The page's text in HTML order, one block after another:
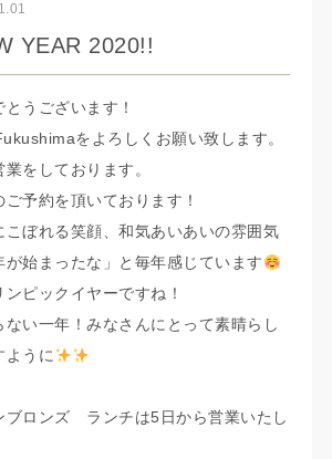
YEAR 2020!!
うございます！
をよろしくお願い致します。
をしております。
予約を頂いております！
こぼれる笑顔、和気あいあいの雰囲気
が始まったな」と毎年感じています
ピックイヤーですね！
ない一年！みなさんにとって素晴らし
ように
ブロンズ ランチは5日から営業いたし